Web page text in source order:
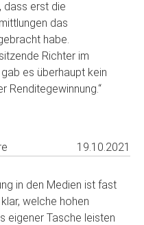
dass erst die
das
habe.
Richter im
es überhaupt kein
Renditegewinnung.“
19.10.2021
in den Medien ist fast
welche hohen
eigener Tasche leisten